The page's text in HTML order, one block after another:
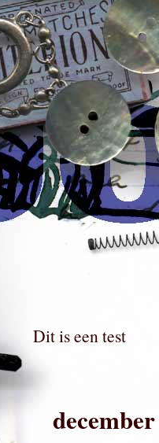
Dit is een test